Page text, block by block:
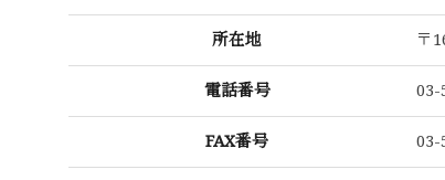
所在地 〒
電話番号 03-
FAX番号 03-